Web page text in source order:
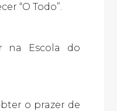
“O Todo”.
na Escola do
o prazer de